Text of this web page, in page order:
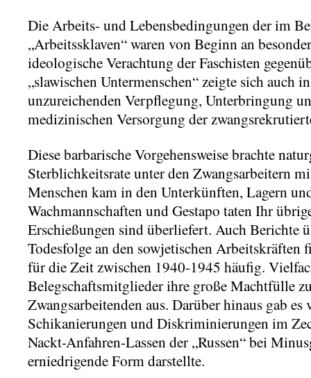
Die Arbeits- und Lebensbedingungen der im
„Arbeitssklaven“ waren von Beginn an
ideologische Verachtung der Faschisten
„slawischen Untermenschen“ zeigte sich auch
unzureichenden Verpflegung, Unterbringung
medizinischen Versorgung der
Diese barbarische Vorgehensweise brachte
Sterblichkeitsrate unter den Zwangsarbeitern
Menschen kam in den Unterkünften, Lagern
Wachmannschaften und Gestapo taten Ihr
Erschießungen sind überliefert. Auch Berichte
Todesfolge an den sowjetischen Arbeitskräften
für die Zeit zwischen 1940-1945 häufig.
Belegschaftsmitglieder ihre große Machtfülle
Zwangsarbeitenden aus. Darüber hinaus gab
Schikanierungen und Diskriminierungen im
Nackt-Anfahren-Lassen der „Russen“ bei
erniedrigende Form darstellte.